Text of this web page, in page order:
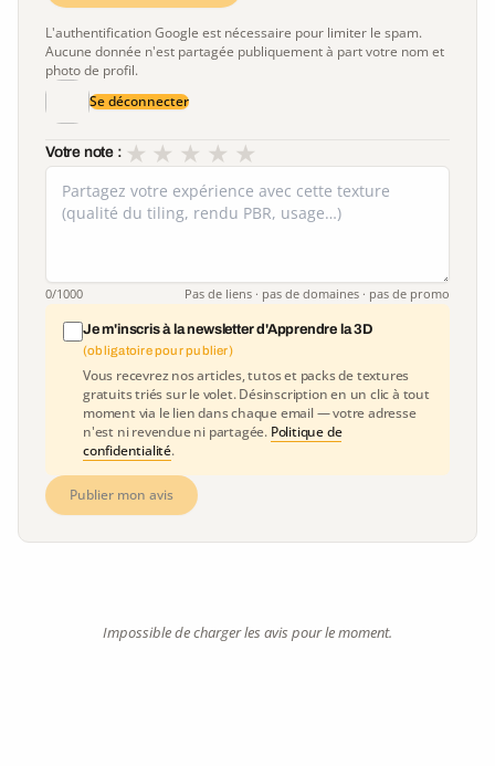
L'authentification Google est nécessaire pour limiter le spam.
Aucune donnée n'est partagée publiquement à part votre nom et
photo de profil.
Se déconnecter
Votre note : ★
★
★
★
★
0/1000 Pas de liens · pas de domaines · pas de promo
Je m'inscris à la newsletter d'Apprendre la 3D
(obligatoire pour publier)
Vous recevrez nos articles, tutos et packs de textures
gratuits triés sur le volet. Désinscription en un clic à tout
moment via le lien dans chaque email — votre adresse
n'est ni revendue ni partagée. Politique de
confidentialité.
Publier mon avis
Impossible de charger les avis pour le moment.